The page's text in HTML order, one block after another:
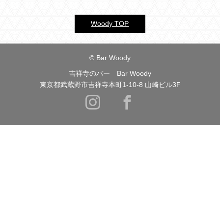
過去のブログ
Woody TOP
© Bar Woody
吉祥寺のバー Bar Woody
東京都武蔵野市吉祥寺本町1-10-8 山崎ビル3F